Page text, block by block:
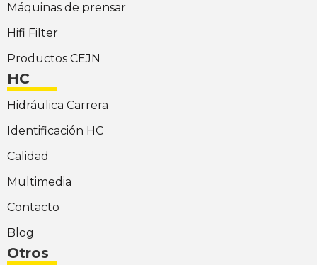
Máquinas de prensar
Hifi Filter
Productos CEJN
HC
Hidráulica Carrera
Identificación HC
Calidad
Multimedia
Contacto
Blog
Otros